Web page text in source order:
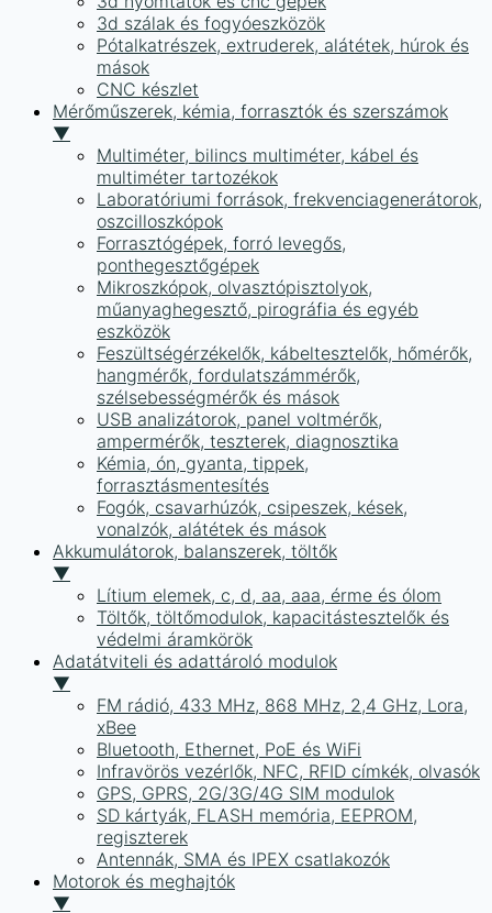
3d szálak és fogyóeszközök
Pótalkatrészek, extruderek, alátétek, húrok és
mások
CNC készlet
Mérőműszerek, kémia, forrasztók és szerszámok
▼
Multiméter, bilincs multiméter, kábel és
multiméter tartozékok
Laboratóriumi források, frekvenciagenerátorok,
oszcilloszkópok
Forrasztógépek, forró levegős,
ponthegesztőgépek
Mikroszkópok, olvasztópisztolyok,
műanyaghegesztő, pirográfia és egyéb
eszközök
Feszültségérzékelők, kábeltesztelők, hőmérők,
hangmérők, fordulatszámmérők,
szélsebességmérők és mások
USB analizátorok, panel voltmérők,
ampermérők, teszterek, diagnosztika
Kémia, ón, gyanta, tippek,
forrasztásmentesítés
Fogók, csavarhúzók, csipeszek, kések,
vonalzók, alátétek és mások
Akkumulátorok, balanszerek, töltők
▼
Lítium elemek, c, d, aa, aaa, érme és ólom
Töltők, töltőmodulok, kapacitástesztelők és
védelmi áramkörök
Adatátviteli és adattároló modulok
▼
FM rádió, 433 MHz, 868 MHz, 2,4 GHz, Lora,
xBee
Bluetooth, Ethernet, PoE és WiFi
Infravörös vezérlők, NFC, RFID címkék, olvasók
GPS, GPRS, 2G/3G/4G SIM modulok
SD kártyák, FLASH memória, EEPROM,
regiszterek
Antennák, SMA és IPEX csatlakozók
Motorok és meghajtók
▼